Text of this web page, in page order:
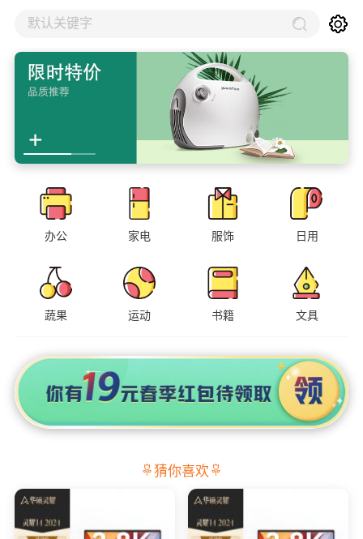
默认关键字
办公 家电 服饰 日用
蔬果 运动 书籍 文具
猜你喜欢